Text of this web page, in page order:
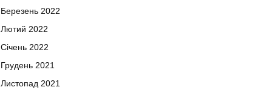
Березень 2022
Лютий 2022
Січень 2022
Грудень 2021
Листопад 2021